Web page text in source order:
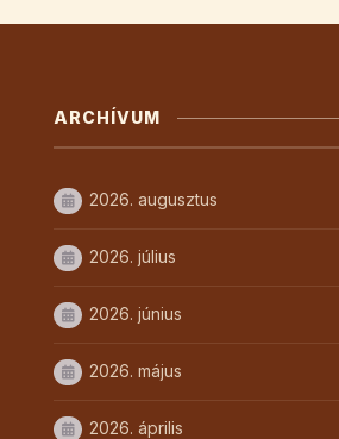
ARCHÍVUM
2026. augusztus
2026. július
2026. június
2026. május
2026. április